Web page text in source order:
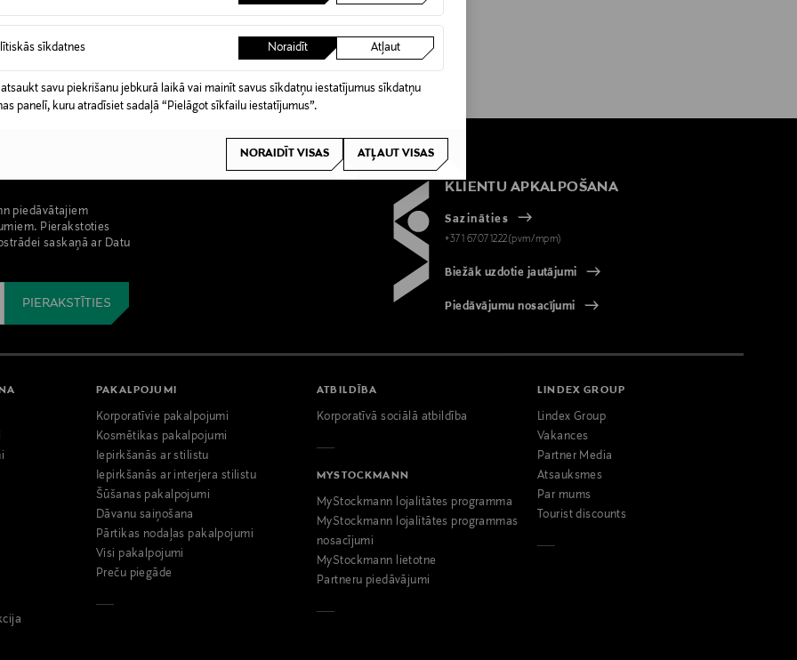
sīkdatnes Noraidīt Atļaut
atsaukt savu piekrišanu jebkurā laikā vai mainīt savus sīkdatņu iestatījumus sīkdatņu
panelī, kuru atradīsiet sadaļā “Pielāgot sīkfailu iestatījumus”.
NORAIDĪT VISAS ATĻAUT VISAS
piedāvātajiem
Pierakstoties
saskaņā ar Datu
KLIENTU APKALPOŠANA
Sazināties
+371 67071222(pvm/mpm)
Biežāk uzdotie jautājumi
Piedāvājumu nosacījumi
PAKALPOJUMI
Korporatīvie pakalpojumi
Kosmētikas pakalpojumi
Iepirkšanās ar stilistu
Iepirkšanās ar interjera stilistu
Šūšanas pakalpojumi
Dāvanu saiņošana
Pārtikas nodaļas pakalpojumi
Visi pakalpojumi
Preču piegāde
ATBILDĪBA
Korporatīvā sociālā atbildība
MYSTOCKMANN
MyStockmann lojalitātes programma
MyStockmann lojalitātes programmas
nosacījumi
MyStockmann lietotne
Partneru piedāvājumi
LINDEX GROUP
Lindex Group
Vakances
Partner Media
Atsauksmes
Par mums
Tourist discounts